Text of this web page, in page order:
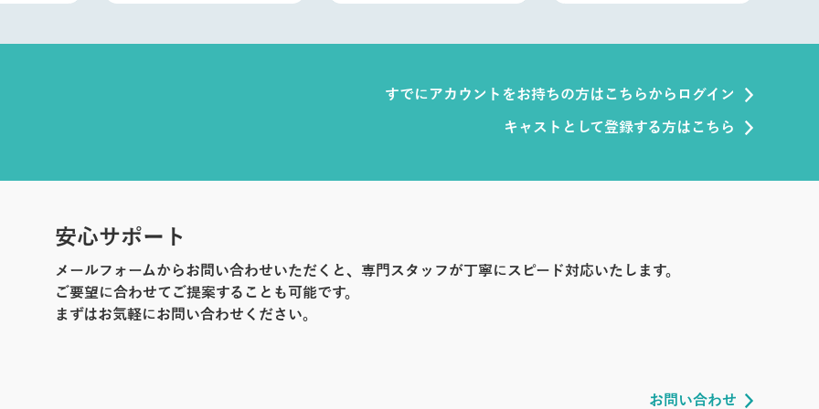
すでにアカウントをお持ちの方はこちらからログイン
キャストとして登録する方はこちら
安心サポート
メールフォームからお問い合わせいただくと、専門スタッフが丁寧にスピード対応いたします。
ご要望に合わせてご提案することも可能です。
まずはお気軽にお問い合わせください。
お問い合わせ